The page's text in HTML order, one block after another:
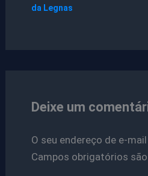
da Legnas
Deixe um
O seu endereço de e-
Campos obrigatórios